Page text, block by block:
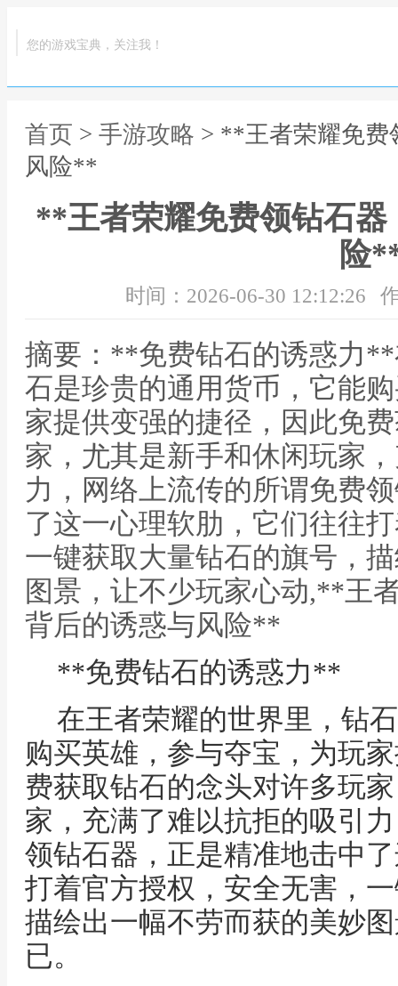
您的游戏宝典，关注我！
首页 > 手游攻略 > **王者荣耀免费
风险**
**王者荣耀免费领钻石
险
时间：2026-06-30 12:12:26
摘要：**免费钻石的诱惑力
石是珍贵的通用货币，它能
家提供变强的捷径，因此免
家，尤其是新手和休闲玩家
力，网络上流传的所谓免费
了这一心理软肋，它们往往
一键获取大量钻石的旗号，
图景，让不少玩家心动,**王
背后的诱惑与风险**
**免费钻石的诱惑力**
在王者荣耀的世界里，钻
购买英雄，参与夺宝，为玩
费获取钻石的念头对许多玩
家，充满了难以抗拒的吸引
领钻石器，正是精准地击中
打着官方授权，安全无害，
描绘出一幅不劳而获的美妙
已。